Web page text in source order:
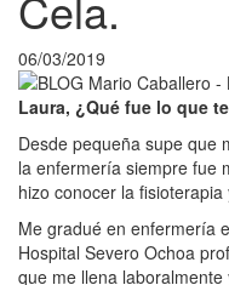
06/03/2019
Laura, ¿Qué fue lo que
Desde pequeña supe que
la enfermería siempre fue
hizo conocer la
Me gradué en enfermería
Hospital Severo Ochoa
que me llena